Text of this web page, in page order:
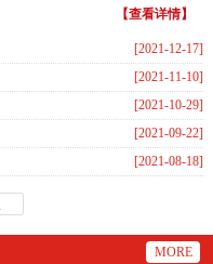
【查看详情】
[2021-12-17]
[2021-11-10]
[2021-10-29]
[2021-09-22]
[2021-08-18]
MORE